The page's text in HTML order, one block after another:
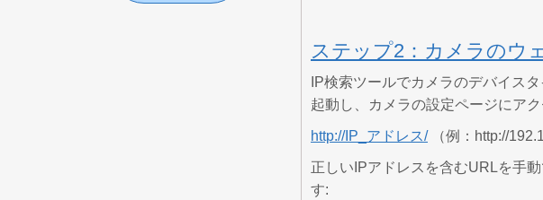
ステップ2：カメラのウ
IP検索ツールでカメラのデバイス
起動し、カメラの設定ページにア
http://IP_アドレス/（例：http://
正しいIPアドレスを含むURLを手
す: